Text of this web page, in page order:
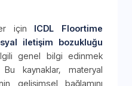
için ICDL Floortime
iletişim bozukluğu
genel bilgi edinmek
Bu kaynaklar, materyal
gelişimsel bağlamını